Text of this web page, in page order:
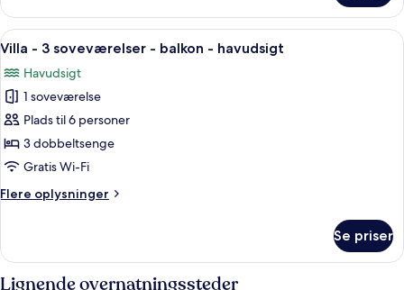
udsigt
til
-
soveværelser
balkon
til
lagune
Indlæs
alle
billeder
af
Villa
-
3
-
havudsigt
Et hotelværelse med en stor seng,
24
Villa - 3 soveværelser - balkon - havudsigt
Havudsigt
1 soveværelse
Plads til 6 personer
3 dobbeltsenge
Gratis Wi-Fi
Flere oplysninger
Flere
-
Se priser
Lignende overnatningssteder